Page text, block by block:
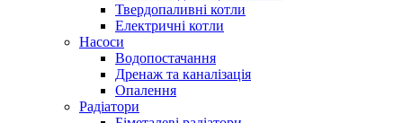
Твердопаливні котли
Електричні котли
Насоси
Водопостачання
Дренаж та каналізація
Опалення
Радіатори